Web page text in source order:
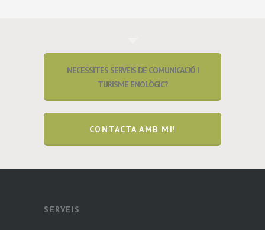
NECESSITES SERVEIS DE COMUNICACIÓ I
TURISME ENOLÒGIC?
CONTACTA AMB MI!
SERVEIS